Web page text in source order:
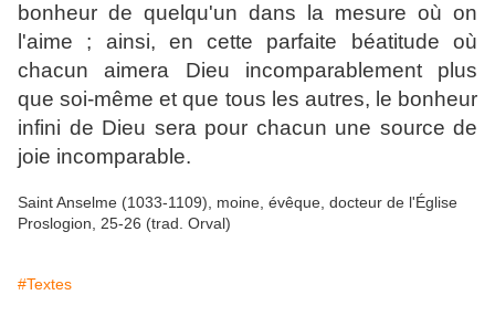
bonheur de quelqu'un dans la mesure où on
l'aime ; ainsi, en cette parfaite béatitude où
chacun aimera Dieu incomparablement plus
que soi-même et que tous les autres, le bonheur
infini de Dieu sera pour chacun une source de
joie incomparable.
Saint Anselme (1033-1109), moine, évêque, docteur de l'Église
Proslogion, 25-26 (trad. Orval)
#Textes